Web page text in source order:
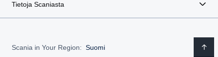
Tietoja Scaniasta
Scania in Your Region: Suomi